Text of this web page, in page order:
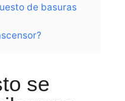
de basuras
se